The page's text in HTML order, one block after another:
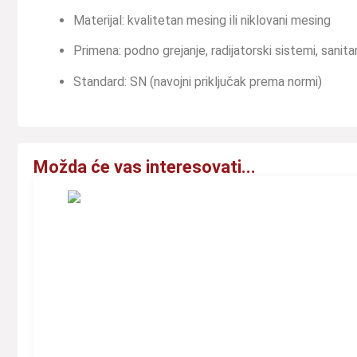
Materijal: kvalitetan mesing ili niklovani mesing
Primena: podno grejanje, radijatorski sistemi,
Standard: SN (navojni priključak prema normi)
Možda će vas interesovati...